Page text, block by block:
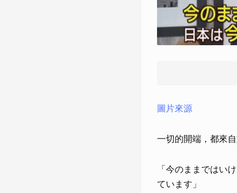
圖片來源
一切的開端，都來
「今のままではい
ています」